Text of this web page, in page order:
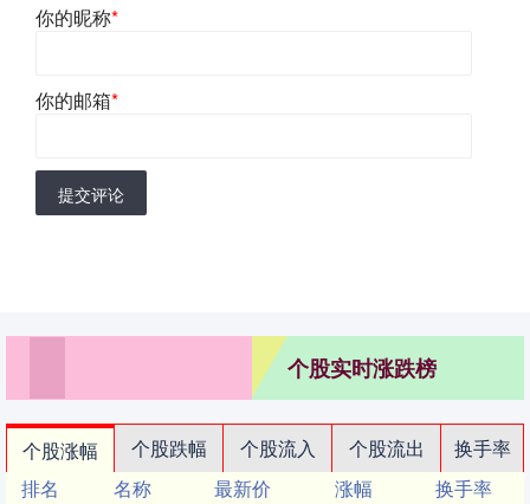
你的昵称*
你的邮箱*
提交评论
个股实时涨跌榜
个股涨幅 个股跌幅 个股流入 个股流出
换手率
排名
名称 最新价 涨幅
换手率